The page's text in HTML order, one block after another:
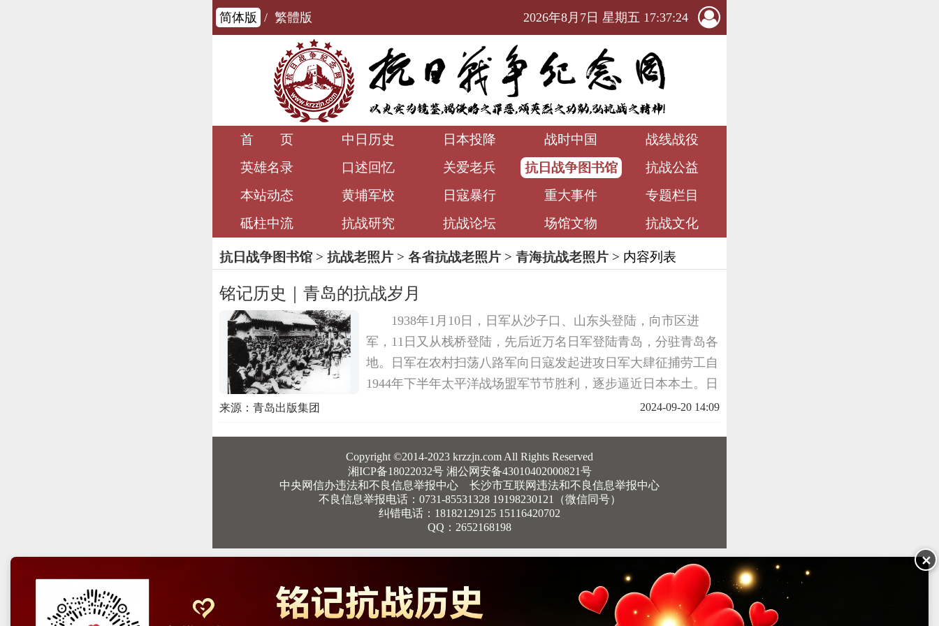
简体版 / 繁體版 2026年8月7日 星期五 17:37:25
首 页 中日历史 日本投降 战时中国
战线战役
英雄名录
口述回忆 关爱老兵 抗日战争图书馆
抗战公益
本站动态
黄埔军校 日寇暴行 重大事件
专题栏目
砥柱中流
抗战研究 抗战论坛 场馆文物 抗战文化
抗日战争图书馆 > 抗战老照片> 各省抗战老照片> 青海抗战老照片> 内容列表
铭记历史｜青岛的抗战岁月
1938年1月10日，日军从沙子口、山东头登陆，向市区进
军，11日又从栈桥登陆，先后近万名日军登陆青岛，分驻青岛各
地。日军在农村扫荡八路军向日寇发起进攻日军大肆征捕劳工自
1944年下半年太平洋战场盟军节节胜利，逐步逼近日本本土。日
本因战场扩大，出现了物资匮乏，尤其战争物资短缺。在青岛，
来源：青岛出版集团 2024-09-20 14:09
Copyright ©2014-2023 krzzjn.com All Rights Reserved
湘ICP备18022032号 湘公网安备43010402000821号
中央网信办违法和不良信息举报中心
长沙市互联网违法和不良信息举报中心
不良信息举报电话：0731-85531328 19198230121（微信同号）
纠错电话：18182129125 15116420702
QQ：2652168198
✕